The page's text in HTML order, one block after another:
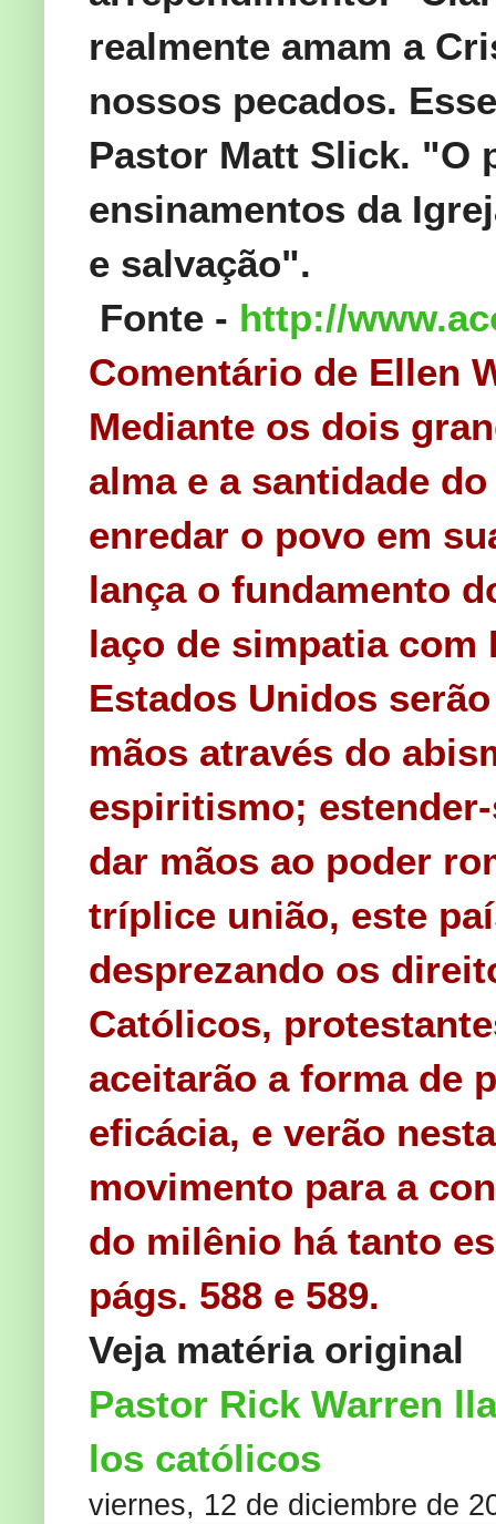
realmente amam a
nossos pecados.
Pastor Matt Slick. "O
ensinamentos da
e salvação".
Fonte - http://
Comentário de Ellen
Mediante os dois
alma e a santidade
enredar o povo em
lança o fundamento
laço de simpatia com
Estados Unidos
mãos através do
espiritismo;
dar mãos ao poder
tríplice união, este
desprezando os
Católicos,
aceitarão a forma de
eficácia, e verão
movimento para a
do milênio há tanto
págs. 588 e 589.
Veja matéria original
Pastor Rick Warren
los católicos
viernes, 12 de diciembre de